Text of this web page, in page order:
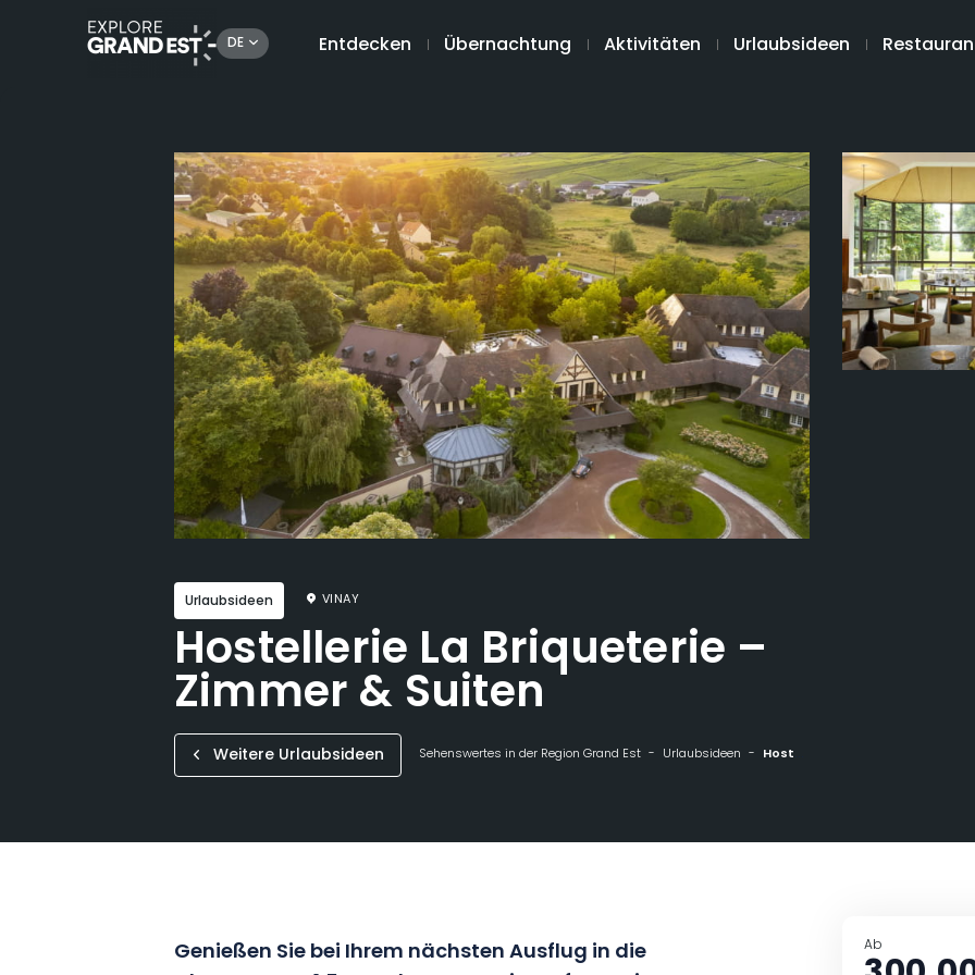
DE Entdecken Übernachtung Aktivitäten Urlaubsideen
Urlaubsideen VINAY
Hostellerie La Briqueterie –
Zimmer & Suiten
Weitere Urlaubsideen Sehenswertes in der Region Grand Est Urlaubsideen Hostellerie La Briqueterie - Zimmer & Suiten
Genießen Sie bei Ihrem nächsten Ausflug in die
Ab